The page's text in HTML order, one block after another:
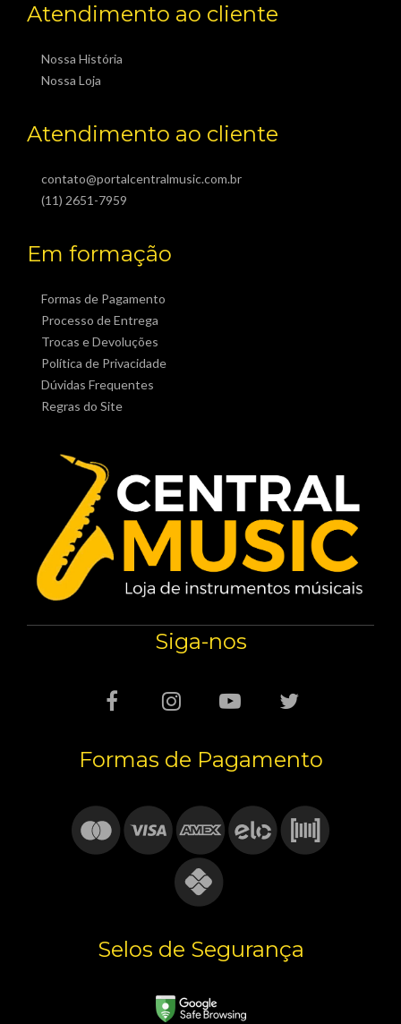
Atendimento ao cliente
Nossa História
Nossa Loja
Atendimento ao cliente
contato@portalcentralmusic.com.br
(11) 2651-7959
Em formação
Formas de Pagamento
Processo de Entrega
Trocas e Devoluções
Política de Privacidade
Dúvidas Frequentes
Regras do Site
Siga-nos
Formas de Pagamento
Selos de Segurança